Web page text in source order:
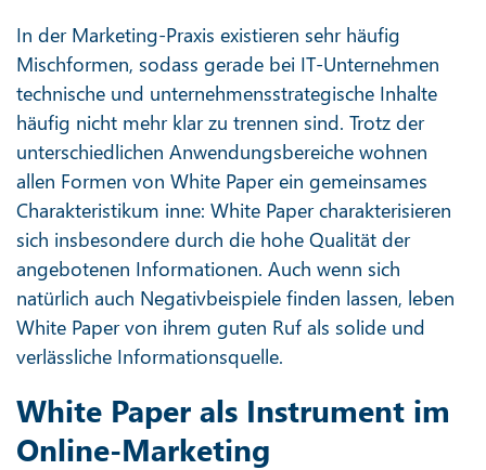
In der Marketing-Praxis existieren sehr häufig
Mischformen, sodass gerade bei IT-Unternehmen
technische und unternehmensstrategische Inhalte
häufig nicht mehr klar zu trennen sind. Trotz der
unterschiedlichen Anwendungsbereiche wohnen
allen Formen von White Paper ein gemeinsames
Charakteristikum inne: White Paper charakterisieren
sich insbesondere durch die hohe Qualität der
angebotenen Informationen. Auch wenn sich
natürlich auch Negativbeispiele finden lassen, leben
White Paper von ihrem guten Ruf als solide und
verlässliche Informationsquelle.
White Paper als Instrument im
Online-Marketing